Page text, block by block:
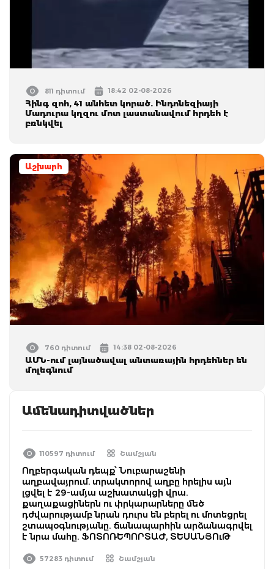
811 դիտում 18:42 02-08-2026
Հինգ զոհ, 41 անհետ կորած. Ինդոնեզիայի
Մադուրա կղզու մոտ լաստանավում հրդեհ է
բռնկվել
Աշխարհ
760 դիտում 14:38 02-08-2026
ԱՄՆ-ում լայնածավալ անտառային հրդեհներ են
մոլեգնում
Ամենադիտվածներ
110597 դիտում Շամշյան
Ողբերգական դեպք՝ Նուբարաշենի
աղբավայրում. տրակտորով աղբը հրելիս այն
լցվել է 29-ամյա աշխատակցի վրա.
քաղաքացիներն ու փրկարարները մեծ
դժվարությամբ նրան դուրս են բերել ու մոտեցրել
շտապօգնությանը. ճանապարհին արձանագրվել
է նրա մահը. ՖՈՏՈՌԵՊՈՐՏԱԺ, ՏԵՍԱՆՅՈւԹ
57283 դիտում Շամշյան